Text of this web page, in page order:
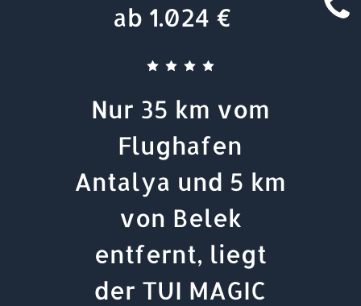
ab 1.024 €
Nur 35 km vom
Flughafen
Antalya und 5 km
von Belek
entfernt, liegt
der TUI MAGIC